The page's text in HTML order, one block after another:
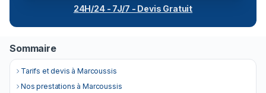
24H/24 - 7J/7 - Devis Gratuit
Sommaire
Tarifs et devis à Marcoussis
Nos prestations à Marcoussis